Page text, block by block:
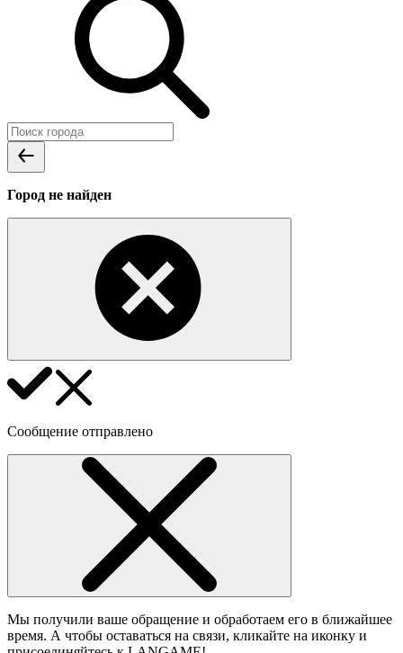
Город не найден
Сообщение отправлено
Мы получили ваше обращение и обработаем его в ближайшее
время. А чтобы оставаться на связи, кликайте на иконку и